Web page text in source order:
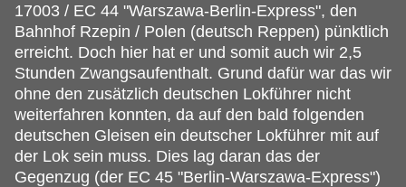
17003 / EC 44 "Warszawa-Berlin-Express", den
Bahnhof Rzepin / Polen (deutsch Reppen) pünktlich
erreicht. Doch hier hat er und somit auch wir 2,5
Stunden Zwangsaufenthalt. Grund dafür war das wir
ohne den zusätzlich deutschen Lokführer nicht
weiterfahren konnten, da auf den bald folgenden
deutschen Gleisen ein deutscher Lokführer mit auf
der Lok sein muss. Dies lag daran das der
Gegenzug (der EC 45 "Berlin-Warszawa-Express")